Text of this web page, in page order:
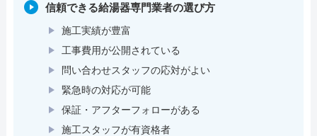
信頼できる給湯器専門業者の選び方
施工実績が豊富
工事費用が公開されている
問い合わせスタッフの応対がよい
緊急時の対応が可能
保証・アフターフォローがある
施工スタッフが有資格者